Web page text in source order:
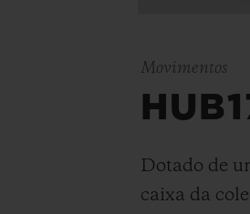
Movimentos
Dotado de
caixa da